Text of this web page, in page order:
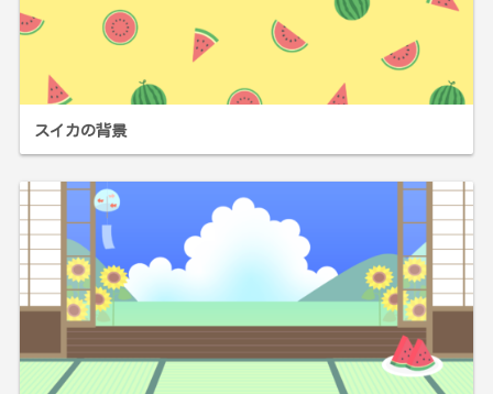
スイカの背景